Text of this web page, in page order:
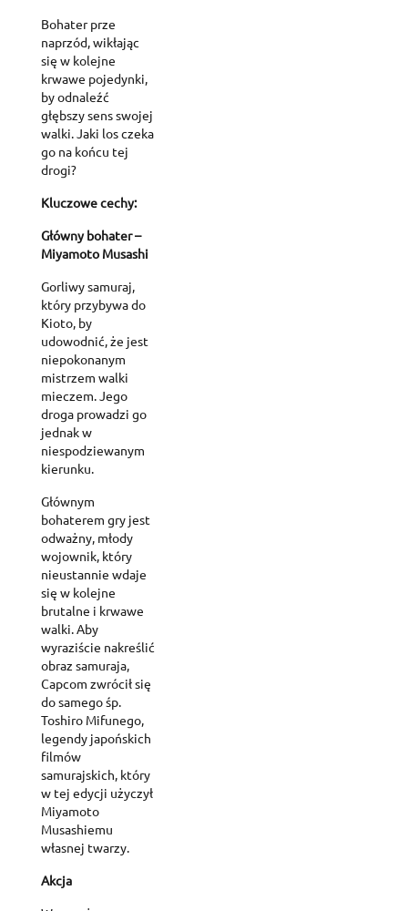
Bohater prze
naprzód, wikłając
się w kolejne
krwawe pojedynki,
by odnaleźć
głębszy sens swojej
walki. Jaki los czeka
go na końcu tej
drogi?
Kluczowe cechy:
Główny bohater –
Miyamoto Musashi
Gorliwy samuraj,
który przybywa do
Kioto, by
udowodnić, że jest
niepokonanym
mistrzem walki
mieczem. Jego
droga prowadzi go
jednak w
niespodziewanym
kierunku.
Głównym
bohaterem gry jest
odważny, młody
wojownik, który
nieustannie wdaje
się w kolejne
brutalne i krwawe
walki. Aby
wyraziście nakreślić
obraz samuraja,
Capcom zwrócił się
do samego śp.
Toshiro Mifunego,
legendy japońskich
filmów
samurajskich, który
w tej edycji użyczył
Miyamoto
Musashiemu
własnej twarzy.
Akcja